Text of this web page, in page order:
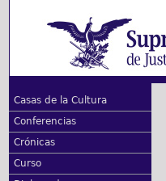
Casas de la Cultura
Conferencias
Crónicas
Curso